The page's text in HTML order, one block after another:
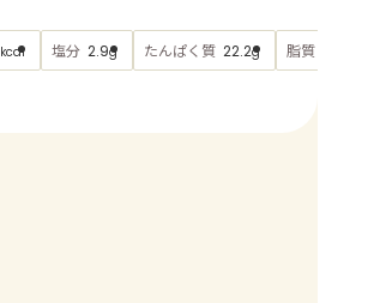
kcal 塩分 2.9g たんぱく質 22.2g 脂質